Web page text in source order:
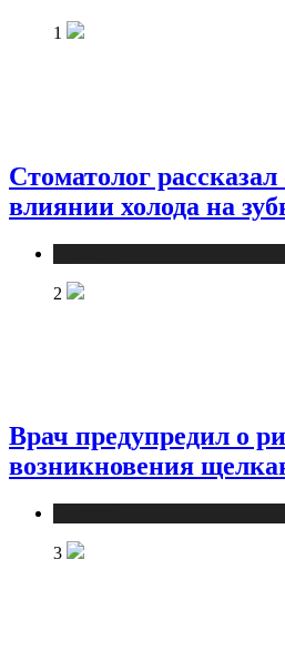
1
Стоматолог
влиянии холода на
2
Врач предупредил о
возникновения
3